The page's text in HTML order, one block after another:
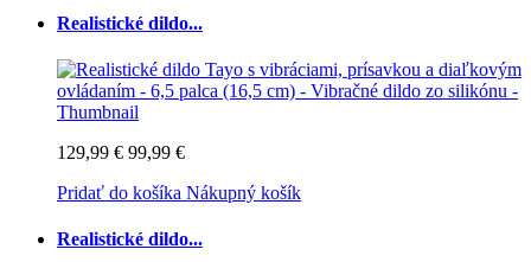
Realistické dildo...
129,99 € 99,99 €
Pridať do košíka Nákupný košík
Realistické dildo...